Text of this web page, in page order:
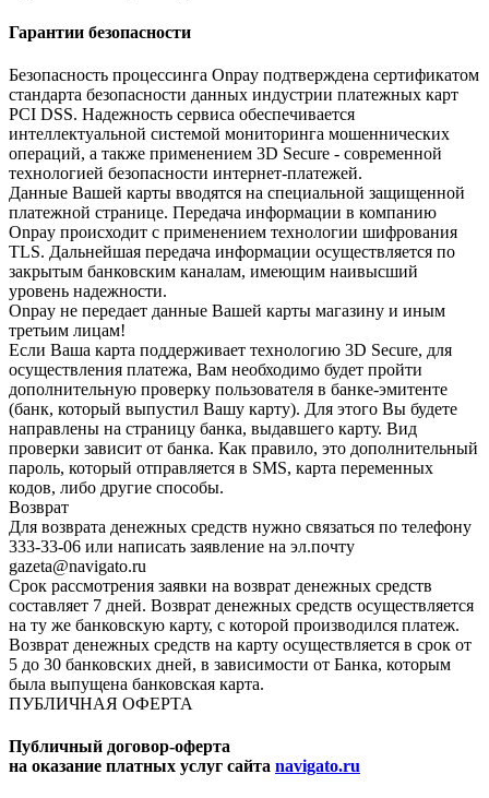
Гарантии безопасности
Безопасность процессинга Onpay подтверждена сертификатом
стандарта безопасности данных индустрии платежных карт
PCI DSS. Надежность сервиса обеспечивается
интеллектуальной системой мониторинга мошеннических
операций, а также применением 3D Secure - современной
технологией безопасности интернет-платежей.
Данные Вашей карты вводятся на специальной защищенной
платежной странице. Передача информации в компанию
Onpay происходит с применением технологии шифрования
TLS. Дальнейшая передача информации осуществляется по
закрытым банковским каналам, имеющим наивысший
уровень надежности.
Onpay не передает данные Вашей карты магазину и иным
третьим лицам!
Если Ваша карта поддерживает технологию 3D Secure, для
осуществления платежа, Вам необходимо будет пройти
дополнительную проверку пользователя в банке-эмитенте
(банк, который выпустил Вашу карту). Для этого Вы будете
направлены на страницу банка, выдавшего карту. Вид
проверки зависит от банка. Как правило, это дополнительный
пароль, который отправляется в SMS, карта переменных
кодов, либо другие способы.
Возврат
Для возврата денежных средств нужно связаться по телефону
333-33-06 или написать заявление на эл.почту
gazeta@navigato.ru
Срок рассмотрения заявки на возврат денежных средств
составляет 7 дней. Возврат денежных средств осуществляется
на ту же банковскую карту, с которой производился платеж.
Возврат денежных средств на карту осуществляется в срок от
5 до 30 банковских дней, в зависимости от Банка, которым
была выпущена банковская карта.
ПУБЛИЧНАЯ ОФЕРТА
Публичный договор-оферта
на оказание платных услуг сайта navigato.ru